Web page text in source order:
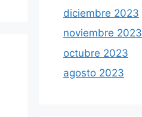
diciembre 2023
noviembre 2023
octubre 2023
agosto 2023